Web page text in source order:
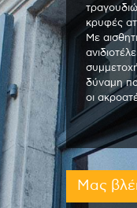
κρυφές
Με
δύναμη
οι
Μας